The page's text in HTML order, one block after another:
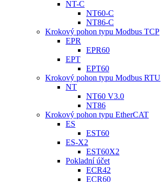
NT-C
NT60-C
NT86-C
Krokový pohon typu Modbus TCP
EPR
EPR60
EPT
EPT60
Krokový pohon typu Modbus RTU
NT
NT60 V3.0
NT86
Krokový pohon typu EtherCAT
ES
EST60
ES-X2
EST60X2
Pokladní účet
ECR42
ECR60